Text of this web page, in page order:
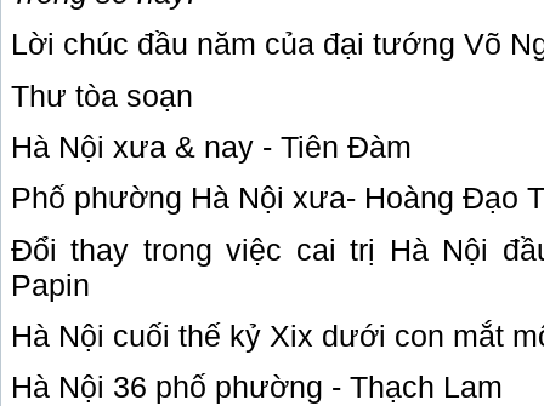
Lời chúc đầu năm của đại tướng Võ
Thư tòa soạn
Hà Nội xưa & nay - Tiên Đàm
Phố phường Hà Nội xưa- Hoàng Đạo
Đổi thay trong việc cai trị Hà Nội
Papin
Hà Nội cuối thế kỷ Xix dưới con mắt
Hà Nội 36 phố phường - Thạch Lam